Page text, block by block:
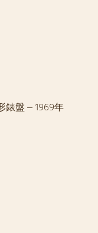
錶盤 – 1969年